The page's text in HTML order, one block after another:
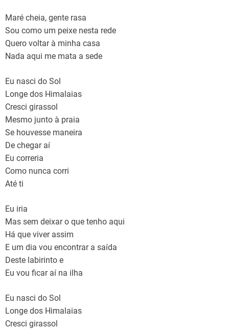
Maré cheia, gente rasa
Sou como um peixe nesta rede
Quero voltar à minha casa
Nada aqui me mata a sede
Eu nasci do Sol
Longe dos Himalaias
Cresci girassol
Mesmo junto à praia
Se houvesse maneira
De chegar aí
Eu correria
Como nunca corri
Até ti
Eu iria
Mas sem deixar o que tenho aqui
Há que viver assim
E um dia vou encontrar a saída
Deste labirinto e
Eu vou ficar aí na ilha
Eu nasci do Sol
Longe dos Himalaias
Cresci girassol